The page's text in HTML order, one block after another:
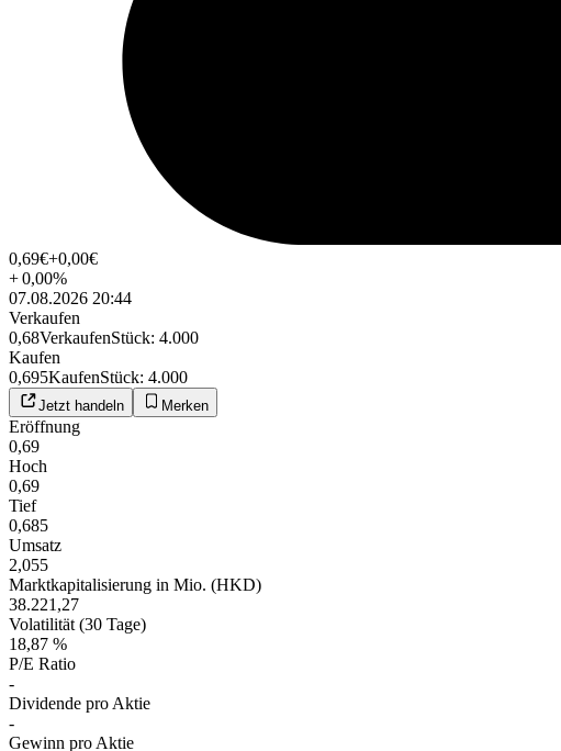
0,69€+0,00€
+0,00%
07.08.2026 20:44
Verkaufen
0,68VerkaufenStück: 4.000
Kaufen
0,695KaufenStück: 4.000
Jetzt handeln Merken
Eröffnung
0,69
Hoch
0,69
Tief
0,685
Umsatz
2,055
Marktkapitalisierung in Mio. (HKD)
38.221,27
Volatilität (30 Tage)
18,87 %
P/E Ratio
-
Dividende pro Aktie
-
Gewinn pro Aktie